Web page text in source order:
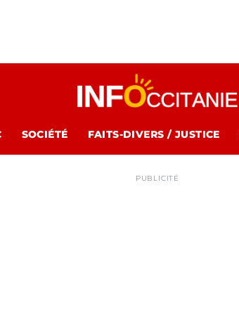
SOCIÉTÉ FAITS-DIVERS / JUSTICE
PUBLICITÉ